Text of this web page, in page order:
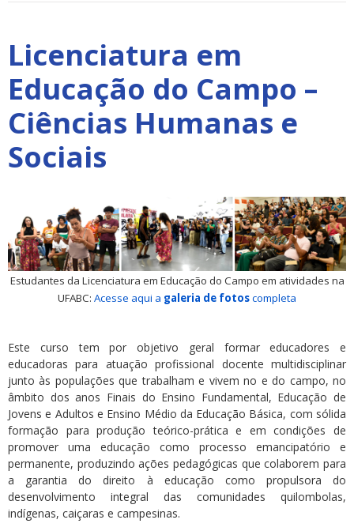
Licenciatura em
Educação do Campo –
Ciências Humanas e
Sociais
Estudantes da Licenciatura em Educação do Campo em atividades na
UFABC: Acesse aqui a galeria de fotoscompleta
Este curso tem por objetivo geral formar educadores e
educadoras para atuação profissional docente multidisciplinar
junto às populações que trabalham e vivem no e do campo, no
âmbito dos anos Finais do Ensino Fundamental, Educação de
Jovens e Adultos e Ensino Médio da Educação Básica, com sólida
formação para produção teórico-prática e em condições de
promover uma educação como processo emancipatório e
permanente, produzindo ações pedagógicas que colaborem para
a garantia do direito à educação como propulsora do
desenvolvimento integral das comunidades quilombolas,
indígenas, caiçaras e campesinas.